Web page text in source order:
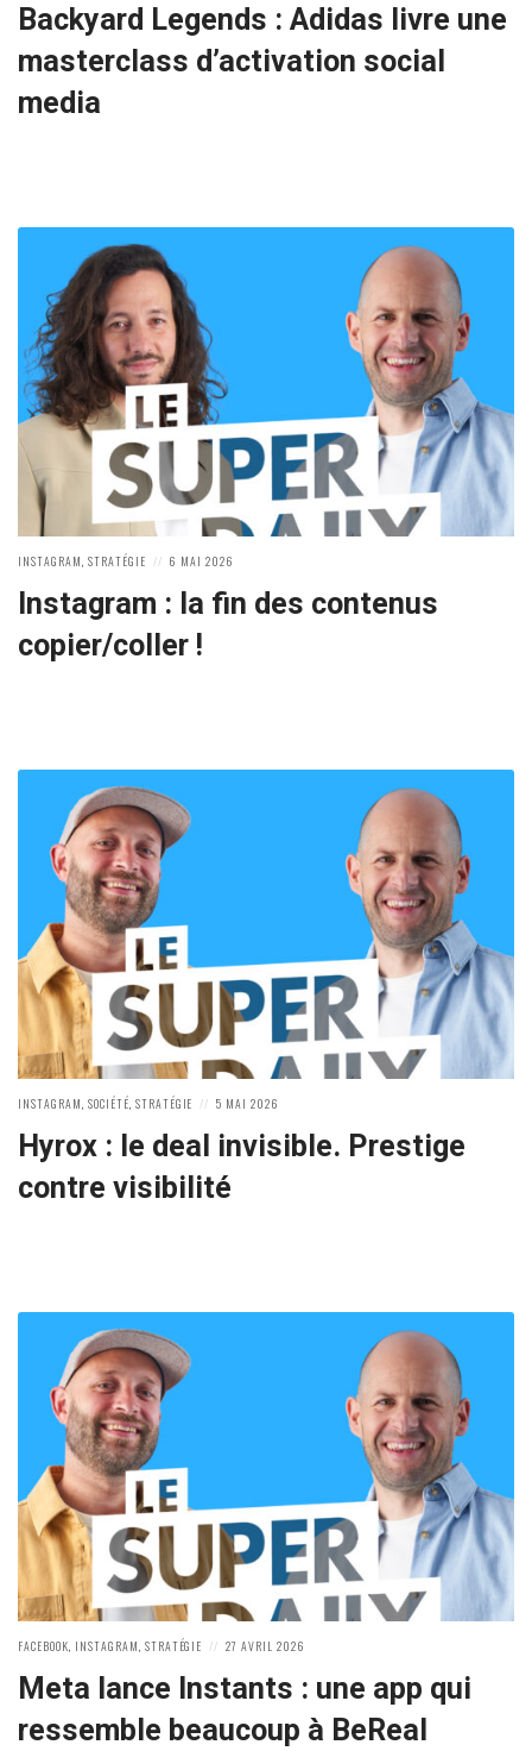
Backyard Legends : Adidas livre une
masterclass d’activation social
media
POSTED
INSTAGRAM, STRATÉGIE
POSTED
6 MAI 2026
Instagram : la fin des contenus
copier/coller !
POSTED
INSTAGRAM, SOCIÉTÉ, STRATÉGIE
POSTED
5 MAI 2026
Hyrox : le deal invisible. Prestige
contre visibilité
POSTED
FACEBOOK, INSTAGRAM, STRATÉGIE
POSTED
27 AVRIL 2026
Meta lance Instants : une app qui
ressemble beaucoup à BeReal